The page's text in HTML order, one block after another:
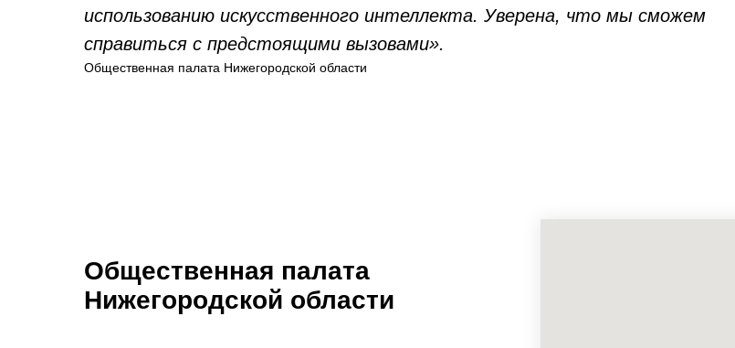
использованию искусственного интеллекта. Уверена, что мы сможем
справиться с предстоящими вызовами».
Общественная палата Нижегородской области
Общественная палата
Нижегородской области